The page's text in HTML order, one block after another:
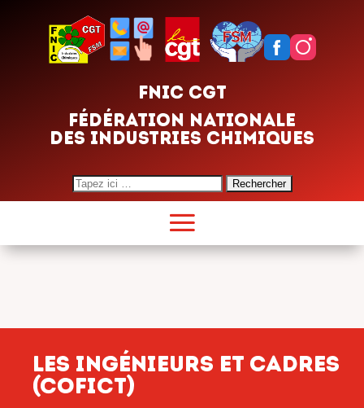
FNIC CGT
FÉDÉRATION NATIONALE
DES INDUSTRIES CHIMIQUES
Search
for:
Les ingénieurs et cadres
(COFICT)